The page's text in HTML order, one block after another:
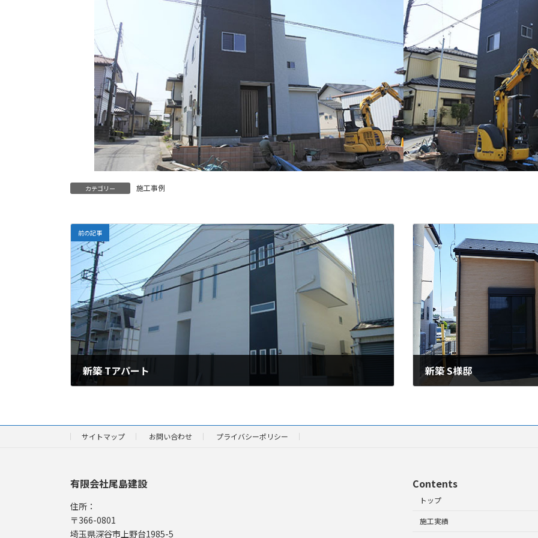
カテゴリー 施工事例
前の記事
新築 Tアパート 新築 S様邸
サイトマップ お問い合わせ プライバシーポリシー
有限会社尾島建設
住所：
〒366-0801
埼玉県深谷市上野台1985-5
Contents
トップ
施工実績